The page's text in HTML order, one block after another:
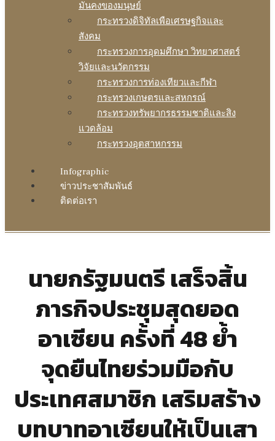
มันคงของมนุษย์
กระทรวงดิจิทัลเพือเศรษฐกิจและ
สังคม
กระทรวงการอุดมศึกษา วิทยาศาสตร์
วิจัยและนวัตกรรม
กระทรวงการท่องเทียวและกีฬา
กระทรวงเกษตรและสหกรณ์
กระทรวงทรัพยากรธรรมชาติและสิง
แวดล้อม
กระทรวงอุตสาหกรรม
Infographic
ข่าวประชาสัมพันธ์
ติดต่อเรา
นายกรัฐมนตรี เสร็จสิ้น
ภารกิจประชุมสุดยอด
อาเซียน ครั้งที่ 48 ย้ำ
จุดยืนไทยร่วมมือกับ
ประเทศสมาชิก เสริมสร้าง
บทบาทอาเซียนให้เป็นเสา